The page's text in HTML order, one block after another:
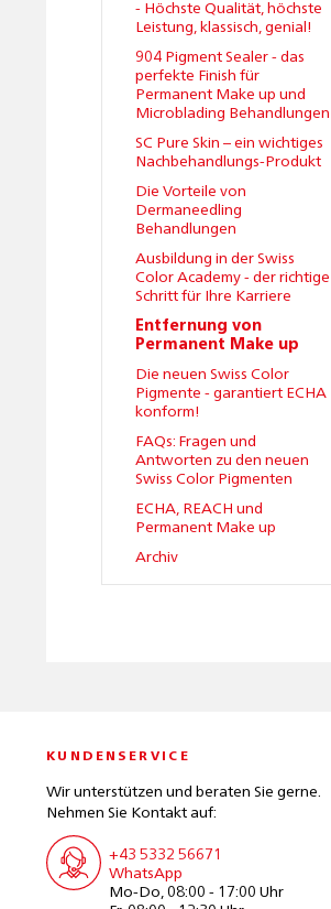
- Höchste Qualität, höchste
Leistung, klassisch, genial!
904 Pigment Sealer - das
perfekte Finish für
Permanent Make up und
Microblading Behandlungen
SC Pure Skin – ein wichtiges
Nachbehandlungs-Produkt
Die Vorteile von
Dermaneedling
Behandlungen
Ausbildung in der Swiss
Color Academy - der richtige
Schritt für Ihre Karriere
Entfernung von
Permanent Make up
Die neuen Swiss Color
Pigmente - garantiert ECHA
konform!
FAQs: Fragen und
Antworten zu den neuen
Swiss Color Pigmenten
ECHA, REACH und
Permanent Make up
Archiv
KUNDENSERVICE
Wir unterstützen und beraten Sie gerne.
Nehmen Sie Kontakt auf:
+43 5332 56671
WhatsApp
Mo-Do, 08:00 - 17:00 Uhr